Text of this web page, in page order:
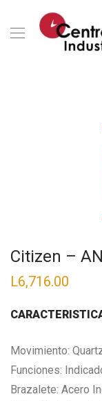
Citizen –
L6,716.00
Movimiento:
Funciones:
Brazalete: Acero